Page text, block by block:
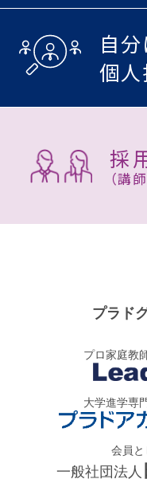
自
個
採
（講
プラド
プロ家庭教
大学進学専
会員と
一般社団法人